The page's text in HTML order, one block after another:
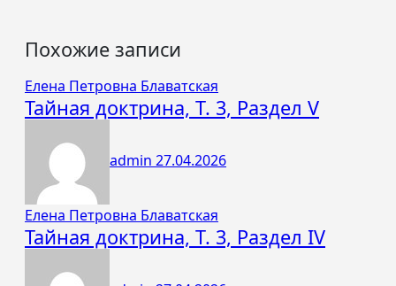
Похожие записи
Елена Петровна Блаватская
Тайная доктрина, Т. 3, Раздел V
admin 27.04.2026
Елена Петровна Блаватская
Тайная доктрина, Т. 3, Раздел IV